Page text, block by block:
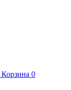
Корзина 0